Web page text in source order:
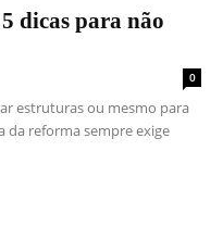
dicas para não
0
estruturas ou mesmo para
da reforma sempre exige